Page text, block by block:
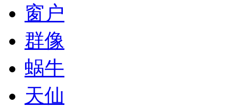
窗户
群像
蜗牛
天仙